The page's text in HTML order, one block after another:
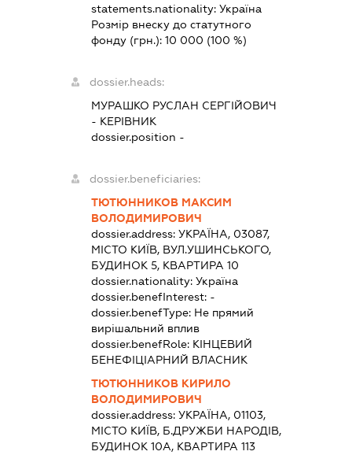
statements.nationality:Україна
Розмір внеску до статутного
фонду (грн.):10 000 (100 %)
dossier.heads:
МУРАШКО РУСЛАН СЕРГІЙОВИЧ
- КЕРІВНИК
dossier.position -
dossier.beneficiaries:
ТЮТЮННИКОВ МАКСИМ
ВОЛОДИМИРОВИЧ
dossier.address:УКРАЇНА, 03087,
МІСТО КИЇВ, ВУЛ.УШИНСЬКОГО,
БУДИНОК 5, КВАРТИРА 10
dossier.nationality:Україна
dossier.benefInterest: -
dossier.benefType: Не прямий
вирішальний вплив
dossier.benefRole: КІНЦЕВИЙ
БЕНЕФІЦІАРНИЙ ВЛАСНИК
ТЮТЮННИКОВ КИРИЛО
ВОЛОДИМИРОВИЧ
dossier.address:УКРАЇНА, 01103,
МІСТО КИЇВ, Б.ДРУЖБИ НАРОДІВ,
БУДИНОК 10А, КВАРТИРА 113